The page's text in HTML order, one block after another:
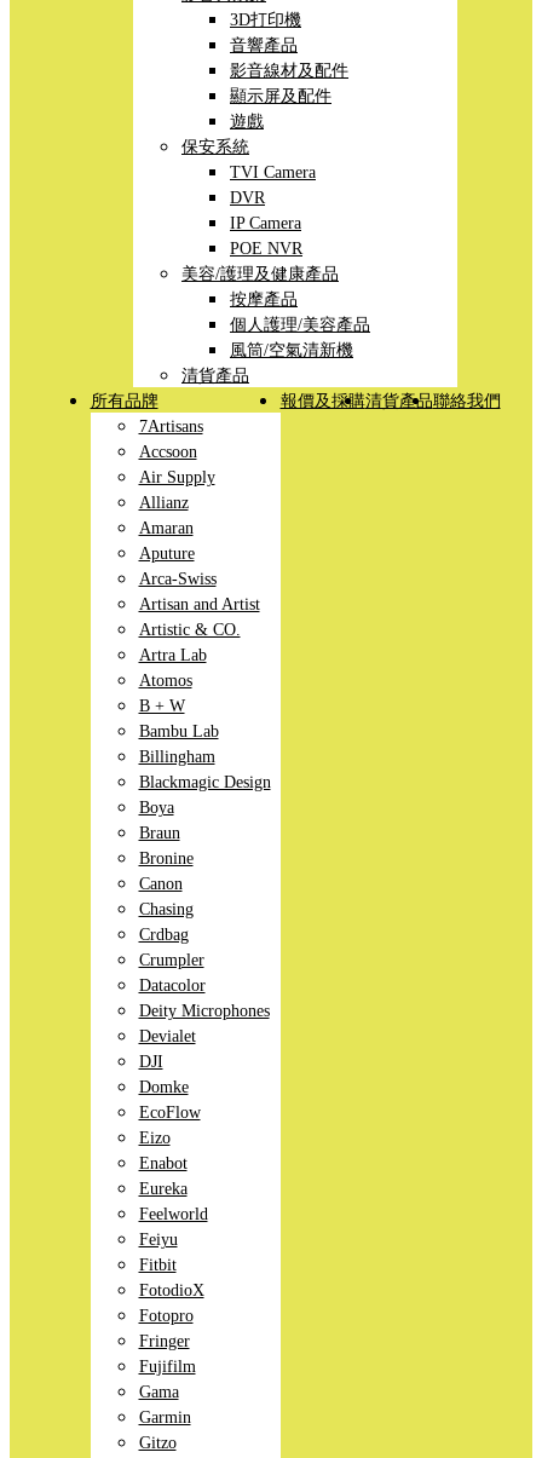
3D打印機
音響產品
影音線材及配件
顯示屏及配件
遊戲
保安系統
TVI Camera
DVR
IP Camera
POE NVR
美容/護理及健康產品
按摩產品
個人護理/美容產品
風筒/空氣清新機
清貨產品
所有品牌
7Artisans
Accsoon
Air Supply
Allianz
Amaran
Aputure
Arca-Swiss
Artisan and Artist
Artistic & CO.
Artra Lab
Atomos
B + W
Bambu Lab
Billingham
Blackmagic Design
Boya
Braun
Bronine
Canon
Chasing
Crdbag
Crumpler
Datacolor
Deity Microphones
Devialet
DJI
Domke
EcoFlow
Eizo
Enabot
Eureka
Feelworld
Feiyu
Fitbit
FotodioX
Fotopro
Fringer
Fujifilm
Gama
Garmin
Gitzo
報價及採購清貨產品聯絡我們